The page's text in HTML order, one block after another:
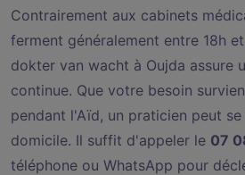
Contrairement aux cabinets
ferment généralement entre 18h
dokter van wacht à Oujda assure
continue. Que votre besoin
pendant l'Aïd, un praticien peut
domicile. Il suffit d'appeler le 07
téléphone ou WhatsApp pour